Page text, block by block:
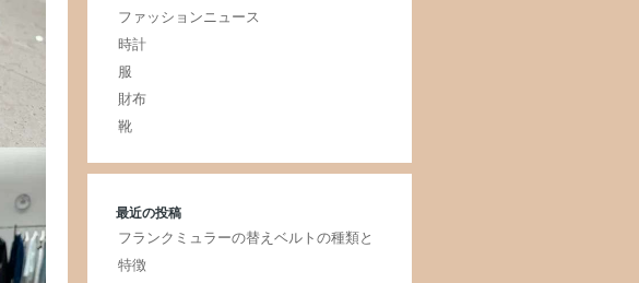
ファッションニュース
時計
服
財布
靴
最近の投稿
フランクミュラーの替えベルトの種類と
特徴